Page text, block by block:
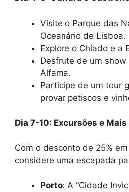
Visite o Parque das
Oceanário de Lisboa.
Explore o Chiado e a
Desfrute de um show
Alfama.
Participe de um tour
provar petiscos e
Dia 7-10: Excursões e Mais
Com o desconto de 25%
considere uma escapada
Porto: A “Cidade